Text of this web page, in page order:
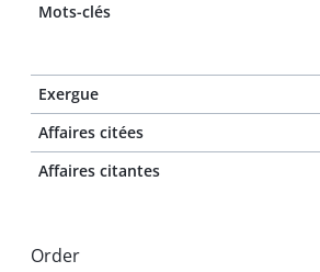
Mots-clés
Exergue
Affaires citées
Affaires citantes
Order